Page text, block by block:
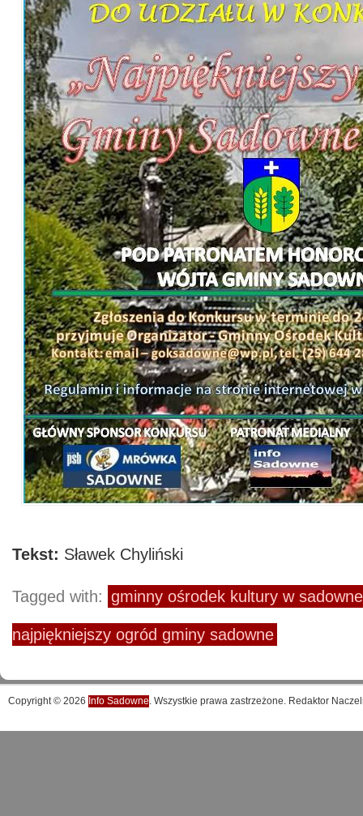
Tekst: Sławek Chyliński
Tagged with: gminny ośrodek kultury w
najpiękniejszy ogród gminy sadowne
Copyright © 2026 Info Sadowne. Wszystkie prawa zastrzeżone. Redaktor